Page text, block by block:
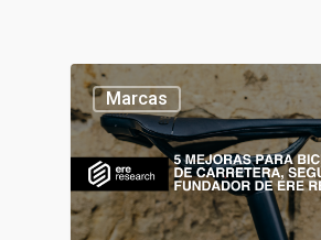
Marcas